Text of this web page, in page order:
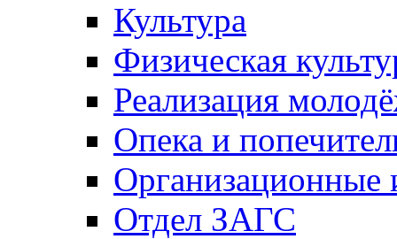
Культура
Физическая
Реализация
Опека и
Отдел ЗАГС